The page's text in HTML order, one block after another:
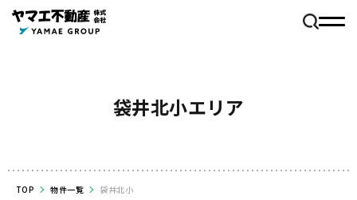
袋井北小エリア
TOP 物件一覧 袋井北小